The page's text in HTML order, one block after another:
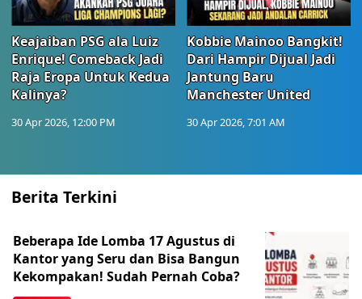
Keajaiban PSG ala Luiz
Enrique! Comeback Jadi
Raja Eropa Untuk Kedua
Kalinya?
30 Apr 2026, 12:00 PM
Kobbie Mainoo Bangkit!
Dari Hampir Dijual Jadi
Jantung Baru
Manchester United
30 Apr 2026, 7:01 AM
Berita Terkini
Beberapa Ide Lomba 17 Agustus di
Kantor yang Seru dan Bisa Bangun
Kekompakan! Sudah Pernah Coba?